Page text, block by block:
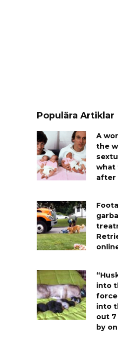
Populära Artiklar
A
the
what
after
into
into
out
by